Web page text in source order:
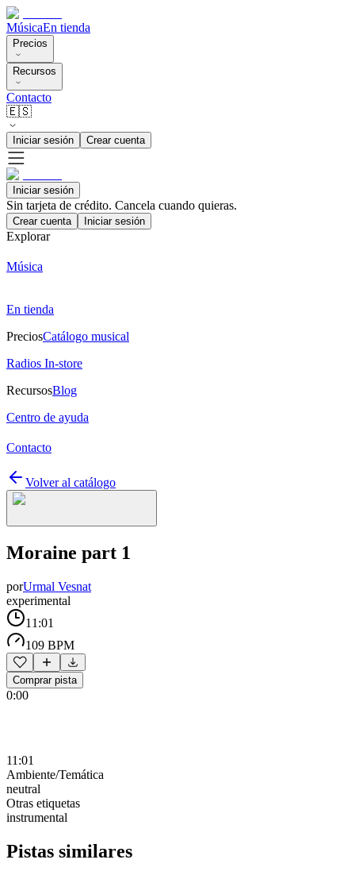
MúsicaEn tienda
Precios
Recursos
Contacto
🇪🇸
Iniciar sesión Crear cuenta
Iniciar sesión
Sin tarjeta de crédito. Cancela cuando quieras.
Crear cuenta Iniciar sesión
Explorar
Música
En tienda
PreciosCatálogo musical
Radios In-store
RecursosBlog
Centro de ayuda
Contacto
Volver al catálogo
Moraine part 1
porUrmal Vesnat
experimental
11:01
109 BPM
Comprar pista
0:00
11:01
Ambiente/Temática
neutral
Otras etiquetas
instrumental
Pistas similares